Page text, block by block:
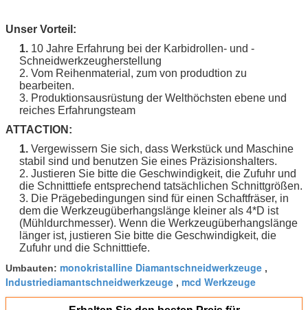
Unser Vorteil:
1. 10 Jahre Erfahrung bei der Karbidrollen- und -
Schneidwerkzeugherstellung
2. Vom Reihenmaterial, zum von produdtion zu
bearbeiten.
3. Produktionsausrüstung der Welthöchsten ebene und
reiches Erfahrungsteam
ATTACTION:
1. Vergewissern Sie sich, dass Werkstück und Maschine
stabil sind und benutzen Sie eines Präzisionshalters.
2. Justieren Sie bitte die Geschwindigkeit, die Zufuhr und
die Schnitttiefe entsprechend tatsächlichen Schnittgrößen.
3. Die Prägebedingungen sind für einen Schaftfräser, in
dem die Werkzeugüberhangslänge kleiner als 4*D ist
(Mühldurchmesser). Wenn die Werkzeugüberhangslänge
länger ist, justieren Sie bitte die Geschwindigkeit, die
Zufuhr und die Schnitttiefe.
Umbauten: monokristalline Diamantschneidwerkzeuge ,
Industriediamantschneidwerkzeuge , mcd Werkzeuge